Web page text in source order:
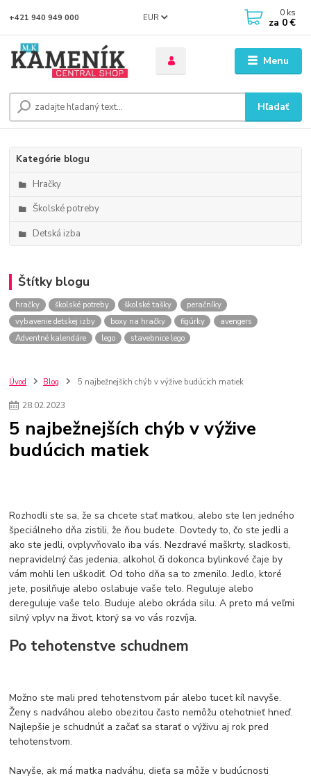
Menu
EUR
Hľadať
+421 940 949 000 0 ks
za 0 €
Kategórie blogu
Hračky
Školské potreby
Detská izba
Štítky blogu
hračky školské potreby školské tašky
peračníky
vybavenie detskej izby
boxy na hračky figúrky
avengers
Adventné kalendáre
lego stavebnice lego
Úvod Blog 5 najbežnejších chýb v výžive budúcich matiek
28.02.2023
5 najbežnejších chýb v výžive
budúcich matiek
Rozhodli ste sa, že sa chcete stať matkou, alebo ste len jedného
špeciálneho dňa zistili, že ňou budete. Dovtedy to, čo ste jedli a
ako ste jedli, ovplyvňovalo iba vás. Nezdravé maškrty, sladkosti,
nepravidelný čas jedenia, alkohol či dokonca bylinkové čaje by
vám mohli len uškodiť. Od toho dňa sa to zmenilo. Jedlo, ktoré
jete, posilňuje alebo oslabuje vaše telo. Reguluje alebo
dereguluje vaše telo. Buduje alebo okráda silu. A preto má veľmi
silný vplyv na život, ktorý sa vo vás rozvíja.
Po tehotenstve schudnem
Možno ste mali pred tehotenstvom pár alebo tucet kíl navyše.
Ženy s nadváhou alebo obezitou často nemôžu otehotnieť hneď.
Najlepšie je schudnúť a začať sa starať o výživu aj rok pred
tehotenstvom.
Navyše, ak má matka nadváhu, dieťa sa môže v budúcnosti